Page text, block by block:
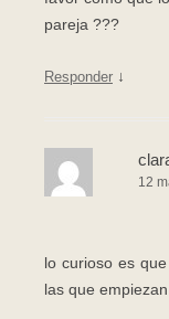
pareja ???
Responder ↓
12
lo curioso es
las que